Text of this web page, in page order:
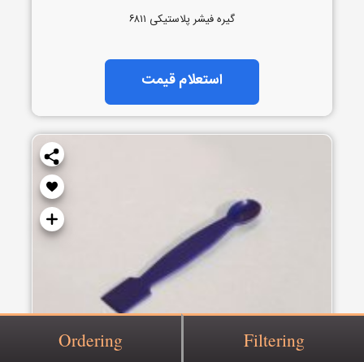
Filtering
Ordering
گیره فیشر پلاستیکی ۶۸۱۱
استعلام قیمت